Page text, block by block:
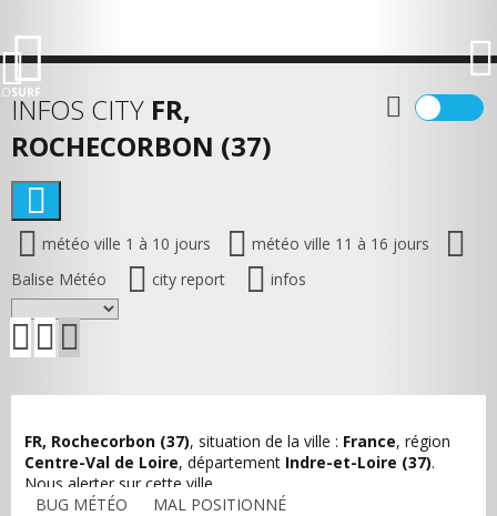
SURF
INFOS CITY FR,
ROCHECORBON (37)
météo ville 1 à 10 jours
météo ville 11 à 16 jours
Balise Météo
city report infos
FR, Rochecorbon (37), situation de la ville : France, région
Centre-Val de Loire, département Indre-et-Loire (37).
Nous alerter sur cette ville
BUG MÉTÉO
MAL POSITIONNÉ